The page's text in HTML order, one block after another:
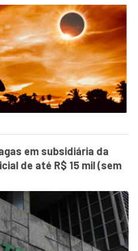
em subsidiária da
de até R$ 15 mil (sem